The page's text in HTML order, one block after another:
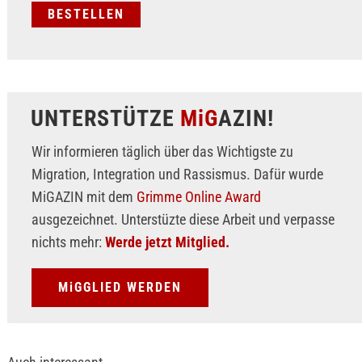
UNTERSTÜTZE MiGAZIN!
Wir informieren täglich über das Wichtigste zu
Migration, Integration und Rassismus. Dafür wurde
MiGAZIN mit dem Grimme Online Award
ausgezeichnet. Unterstüzte diese Arbeit und verpasse
nichts mehr: Werde jetzt Mitglied.
MiGGLIED WERDEN